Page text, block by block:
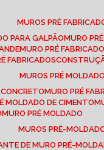
MUROS PRÉ
PARA GALPÃO MURO
MURO PRÉ
FABRICADOS
MUROS PRÉ
CONCRETO MURO PRÉ
MOLDADO DE CIMENTO
MURO PRÉ MOLDADO
MUROS PRÉ-
DE MURO PRÉ-